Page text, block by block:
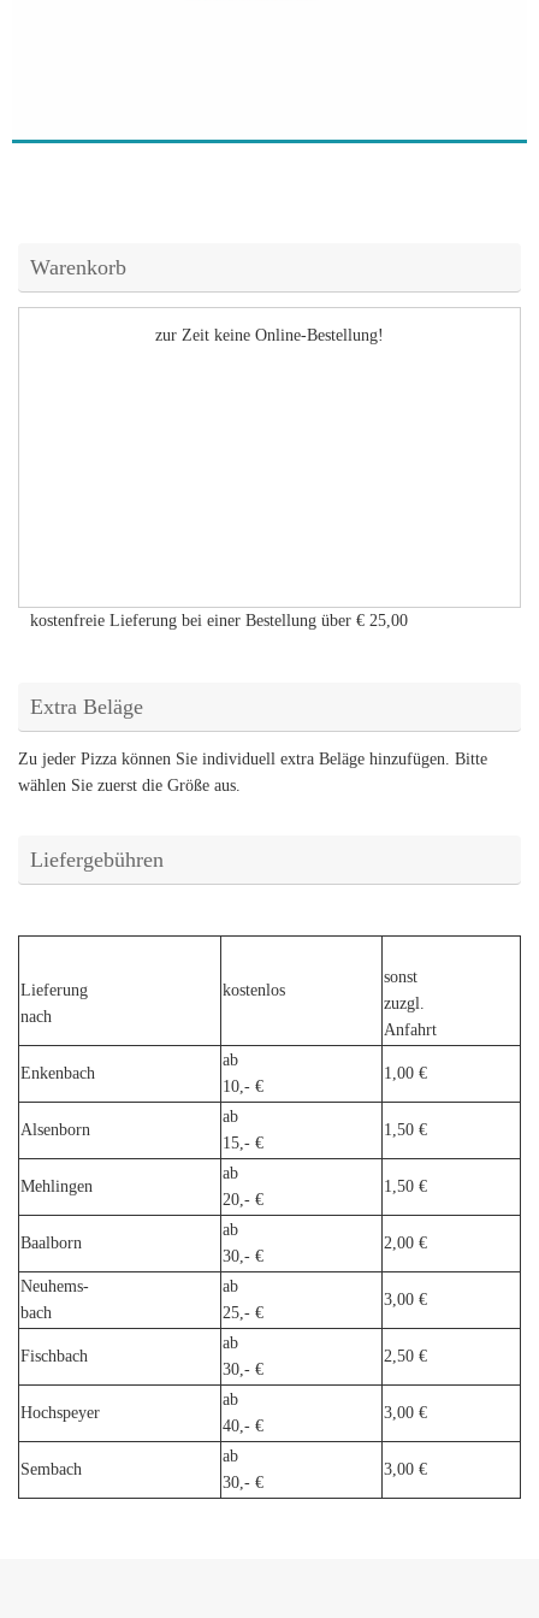
Warenkorb
zur Zeit keine Online-Bestellung!
kostenfreie Lieferung bei einer Bestellung über € 25,00
Extra Beläge
Zu jeder Pizza können Sie individuell extra Beläge hinzufügen. Bitte
wählen Sie zuerst die Größe aus.
Liefergebühren
Lieferung
nach
kostenlos
sonst
zuzgl.
Anfahrt
Enkenbach
ab
10,- €
1,00 €
Alsenborn
ab
15,- €
1,50 €
Mehlingen
ab
20,- €
1,50 €
Baalborn
ab
30,- €
2,00 €
Neuhems-
bach
ab
25,- €
3,00 €
Fischbach
ab
30,- €
2,50 €
Hochspeyer
ab
40,- €
3,00 €
Sembach
ab
30,- €
3,00 €